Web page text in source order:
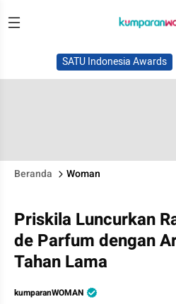
SATU Indonesia Awards
Beranda Woman
Priskila Luncurkan
de Parfum dengan
Tahan Lama
kumparanWOMAN